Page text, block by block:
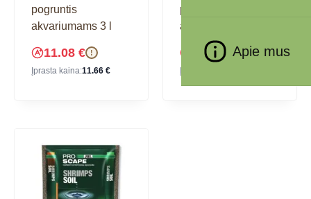
Apie mus
pogruntis
akvariumams 3 l
11.08 € !
Įprasta kaina:11.66 €
pogruntis
akvariumams 9 l
28.77 € !